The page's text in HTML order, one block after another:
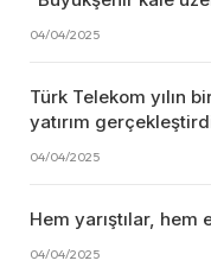
04/04/2025
Türk Telekom yılın
yatırım
04/04/2025
Hem yarıştılar, hem
04/04/2025